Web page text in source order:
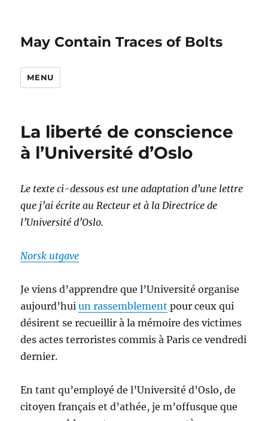
May Contain Traces of Bolts
MENU
La liberté de conscience
à l’Université d’Oslo
Le texte ci-dessous est une adaptation d’une lettre
que j’ai écrite au Recteur et à la Directrice de
l’Université d’Oslo.
Norsk utgave
Je viens d’apprendre que l’Université organise
aujourd’huiun rassemblement pour ceux qui
désirent se recueillir à la mémoire des victimes
des actes terroristes commis à Paris ce vendredi
dernier.
En tant qu’employé de l’Université d’Oslo, de
citoyen français et d’athée, je m’offusque que